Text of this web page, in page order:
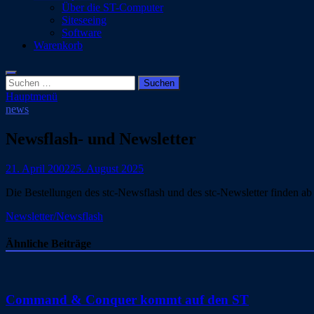
Über die ST-Computer
Siteseeing
Software
Warenkorb
Suchen
nach:
Hauptmenü
news
Newsflash- und Newsletter
21. April 200225. August 2025
Die Bestellungen des stc-Newsflash und des stc-Newsletter finden
Newsletter/Newsflash
Ähnliche Beiträge
Command & Conquer kommt auf den ST